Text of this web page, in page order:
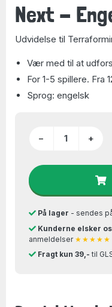
Next -
Udvidelse til
Vær med til at
For 1-5 spillere. Fra
Sprog: engelsk
− +
På lager - sendes
Kunderne elsker os
anmeldelser ★★★★★
Fragt kun 39,- til